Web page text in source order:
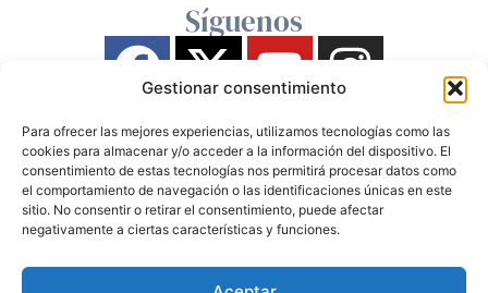
Gestionar consentimiento
Para ofrecer las mejores experiencias, utilizamos tecnologías como las
cookies para almacenar y/o acceder a la información del dispositivo. El
consentimiento de estas tecnologías nos permitirá procesar datos como
el comportamiento de navegación o las identificaciones únicas en este
sitio. No consentir o retirar el consentimiento, puede afectar
negativamente a ciertas características y funciones.
Síguenos